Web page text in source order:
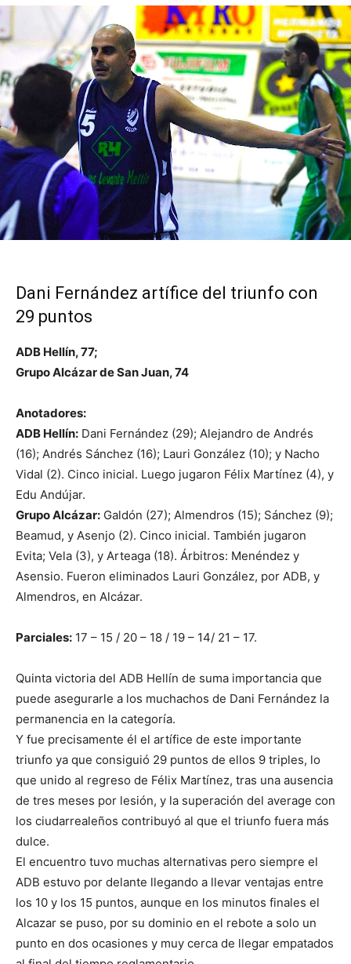
Dani Fernández artífice del triunfo con
29 puntos
ADB Hellín, 77;
Grupo Alcázar de San Juan, 74
Anotadores:
ADB Hellín: Dani Fernández (29); Alejandro de Andrés
(16); Andrés Sánchez (16); Lauri González (10); y Nacho
Vidal (2). Cinco inicial. Luego jugaron Félix Martínez (4), y
Edu Andújar.
Grupo Alcázar: Galdón (27); Almendros (15); Sánchez (9);
Beamud, y Asenjo (2). Cinco inicial. También jugaron
Evita; Vela (3), y Arteaga (18). Árbitros: Menéndez y
Asensio. Fueron eliminados Lauri González, por ADB, y
Almendros, en Alcázar.
Parciales: 17 – 15 / 20 – 18 / 19 – 14/ 21 – 17.
Quinta victoria del ADB Hellín de suma importancia que
puede asegurarle a los muchachos de Dani Fernández la
permanencia en la categoría.
Y fue precisamente él el artífice de este importante
triunfo ya que consiguió 29 puntos de ellos 9 triples, lo
que unido al regreso de Félix Martínez, tras una ausencia
de tres meses por lesión, y la superación del average con
los ciudarrealeños contribuyó al que el triunfo fuera más
dulce.
El encuentro tuvo muchas alternativas pero siempre el
ADB estuvo por delante llegando a llevar ventajas entre
los 10 y los 15 puntos, aunque en los minutos finales el
Alcazar se puso, por su dominio en el rebote a solo un
punto en dos ocasiones y muy cerca de llegar empatados